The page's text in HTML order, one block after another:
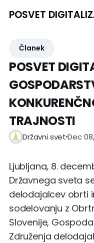
Članek
POSVET
TRAJNOSTI
Državni svetDec
Ljubljana, 8.
Državnega sveta
delodajalcev obrti
sodelovanju z
Slovenije,
Združenja